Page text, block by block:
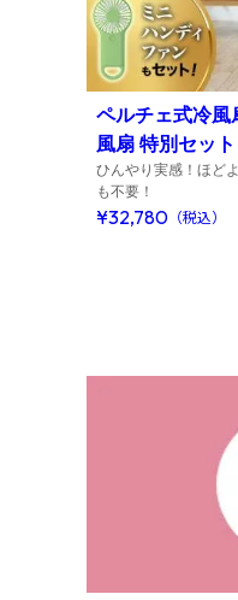
ペルチェ式冷風
風扇 特別セット
ひんやり実感！ほど
も不要！
¥32,780 （税込）